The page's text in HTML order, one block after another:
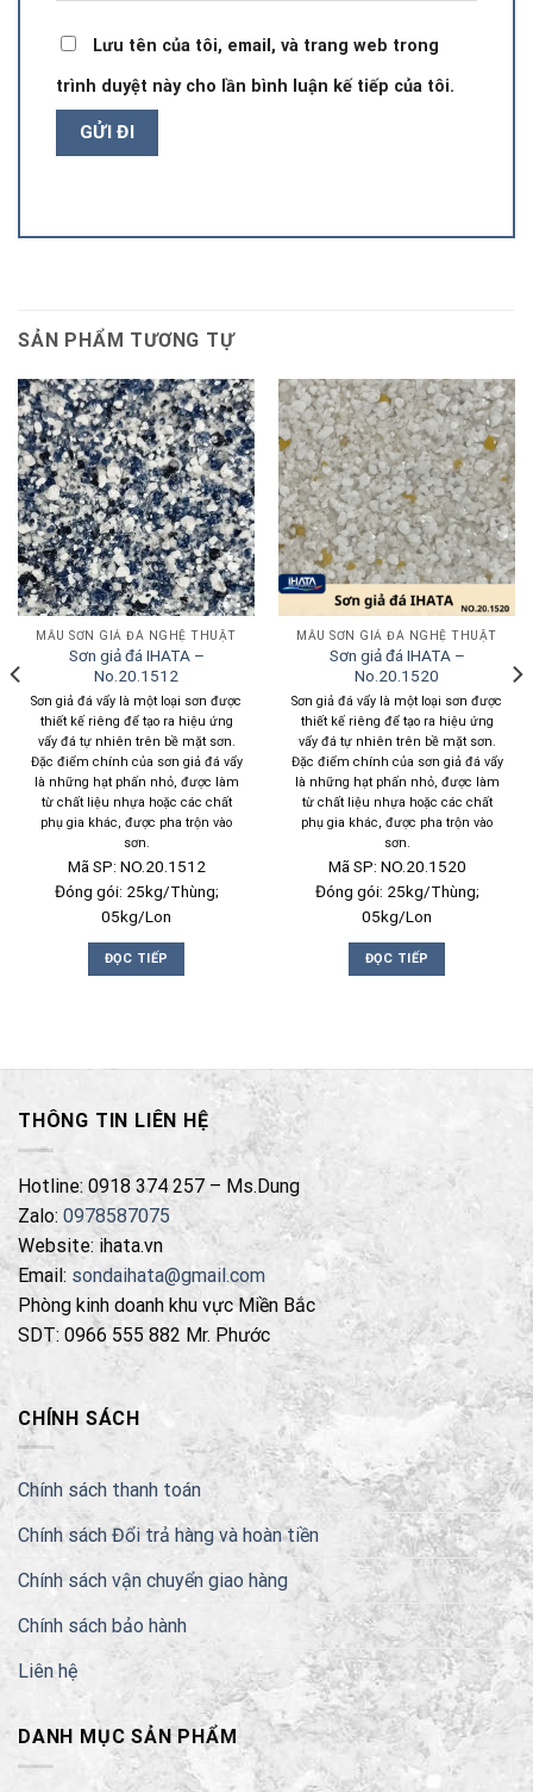
Lưu tên của tôi, email, và trang web trong
trình duyệt này cho lần bình luận kế tiếp của tôi.
SẢN PHẨM TƯƠNG TỰ
MẪU SƠN GIẢ ĐÁ NGHỆ THUẬT
Sơn giả đá IHATA –
No.20.1512
Sơn giả đá vẩy là một loại sơn được
thiết kế riêng để tạo ra hiệu ứng
vẩy đá tự nhiên trên bề mặt sơn.
Đặc điểm chính của sơn giả đá vẩy
là những hạt phấn nhỏ, được làm
từ chất liệu nhựa hoặc các chất
phụ gia khác, được pha trộn vào
sơn.
Mã SP: NO.20.1512
Đóng gói: 25kg/Thùng;
05kg/Lon
ĐỌC TIẾP
MẪU SƠN GIẢ ĐÁ NGHỆ THUẬT
Sơn giả đá IHATA –
No.20.1520
Sơn giả đá vẩy là một loại sơn được
thiết kế riêng để tạo ra hiệu ứng
vẩy đá tự nhiên trên bề mặt sơn.
Đặc điểm chính của sơn giả đá vẩy
là những hạt phấn nhỏ, được làm
từ chất liệu nhựa hoặc các chất
phụ gia khác, được pha trộn vào
sơn.
Mã SP: NO.20.1520
Đóng gói: 25kg/Thùng;
05kg/Lon
ĐỌC TIẾP
THÔNG TIN LIÊN HỆ
Hotline: 0918 374 257 – Ms.Dung
Zalo: 0978587075
Website: ihata.vn
Email: sondaihata@gmail.com
Phòng kinh doanh khu vực Miền Bắc
SDT: 0966 555 882 Mr. Phước
CHÍNH SÁCH
Chính sách thanh toán
Chính sách Đổi trả hàng và hoàn tiền
Chính sách vận chuyển giao hàng
Chính sách bảo hành
Liên hệ
DANH MỤC SẢN PHẨM